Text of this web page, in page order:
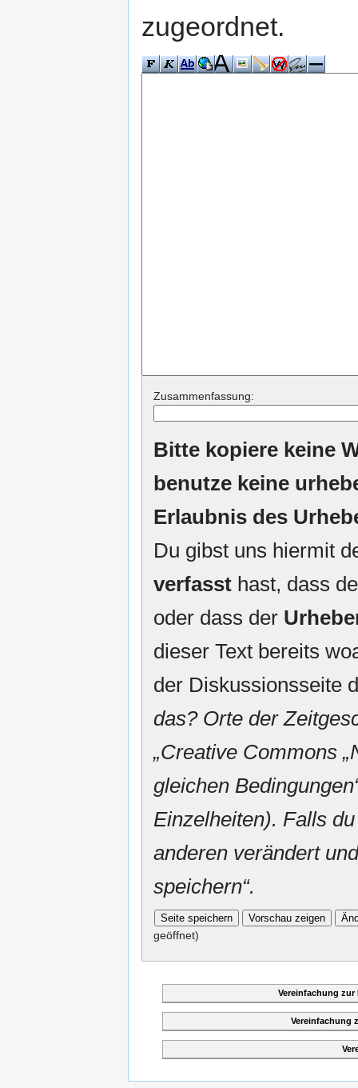
zugeordnet.
Zusammenfassung:
Bitte kopiere keine
benutze keine
Erlaubnis des
Du gibst uns hiermit
verfasst hast, dass
oder dass der
dieser Text bereits
der Diskussionsseite
das? Orte der
„Creative Commons
gleichen
Einzelheiten). Falls
anderen verändert
speichern“.
geöffnet)
Vereinfachung
Vereinfachung